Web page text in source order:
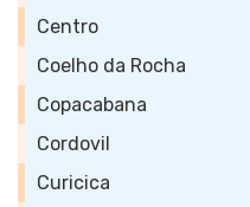
Centro
Coelho da Rocha
Copacabana
Cordovil
Curicica